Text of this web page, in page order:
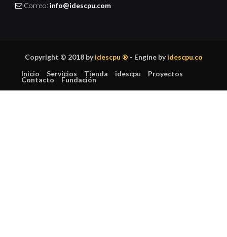
Correo: info@idescpu.com
Copyright © 2018 byidescpu ® - Engine byidescpu.co
Inicio
Servicios Tienda idescpu Proyectos
Contacto Fundación